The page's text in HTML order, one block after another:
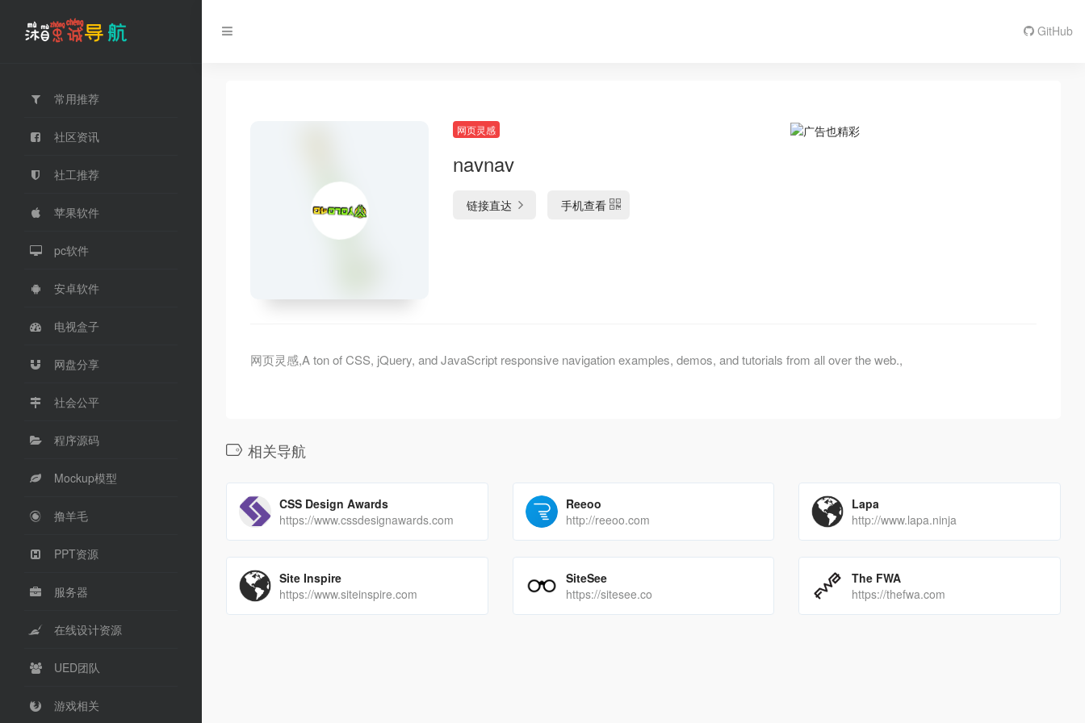
常用推荐
社区资讯
社工推荐
苹果软件
pc软件
安卓软件
电视盒子
网盘分享
社会公平
程序源码
Mockup模型
撸羊毛
PPT资源
服务器
在线设计资源
UED团队
游戏相关
GitHub
网页灵感
navnav
链接直达 手机查看
网页灵感,A ton of CSS, jQuery, and JavaScript responsive navigation examples, demos, and tutorials from all over the web.,
相关导航
CSS Design Awards
https://www.cssdesignawards.com
Reeoo
http://reeoo.com
Lapa
http://www.lapa.ninja
Site Inspire
https://www.siteinspire.com
SiteSee
https://sitesee.co
The FWA
https://thefwa.com